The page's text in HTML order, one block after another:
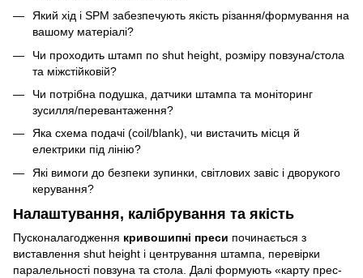
Який хід і SPM забезпечують якість різання/формування на
вашому матеріалі?
Чи проходить штамп по shut height, розміру повзуна/стола
та міжстійковій?
Чи потрібна подушка, датчики штампа та моніторинг
зусилля/перевантаження?
Яка схема подачі (coil/blank), чи вистачить місця й
електрики під лінію?
Які вимоги до безпеки зупинки, світлових завіс і дворукого
керування?
Налаштування, калібрування та якість
Пусконалагодження кривошипні преси починається з
виставлення shut height і центрування штампа, перевірки
паралельності повзуна та стола. Далі формують «карту прес-